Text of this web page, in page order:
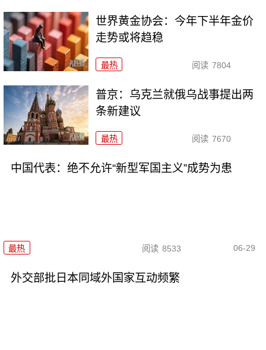
世界黄金协会：今年下半年金价
走势或将趋稳
最热 阅读 7804
普京：乌克兰就俄乌战事提出两
条新建议
最热 阅读 7670
中国代表：绝不允许“新型军国主义”成势为患
最热 阅读 8533 06-29
外交部批日本同域外国家互动频繁